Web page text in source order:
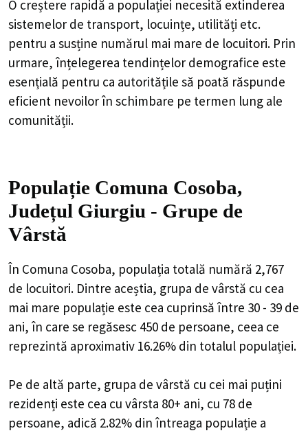
O creștere rapidă a populației necesită extinderea
sistemelor de transport, locuințe, utilități etc.
pentru a susține numărul mai mare de locuitori. Prin
urmare, înțelegerea tendințelor demografice este
esențială pentru ca autoritățile să poată răspunde
eficient nevoilor în schimbare pe termen lung ale
comunității.
Populație Comuna Cosoba,
Județul Giurgiu - Grupe de
Vârstă
În Comuna Cosoba, populația totală numără 2,767
de locuitori. Dintre aceștia, grupa de vârstă cu cea
mai mare populație este cea cuprinsă între 30 - 39 de
ani, în care se regăsesc 450 de persoane, ceea ce
reprezintă aproximativ 16.26% din totalul populației.
Pe de altă parte, grupa de vârstă cu cei mai puțini
rezidenți este cea cu vârsta 80+ ani, cu 78 de
persoane, adică 2.82% din întreaga populație a